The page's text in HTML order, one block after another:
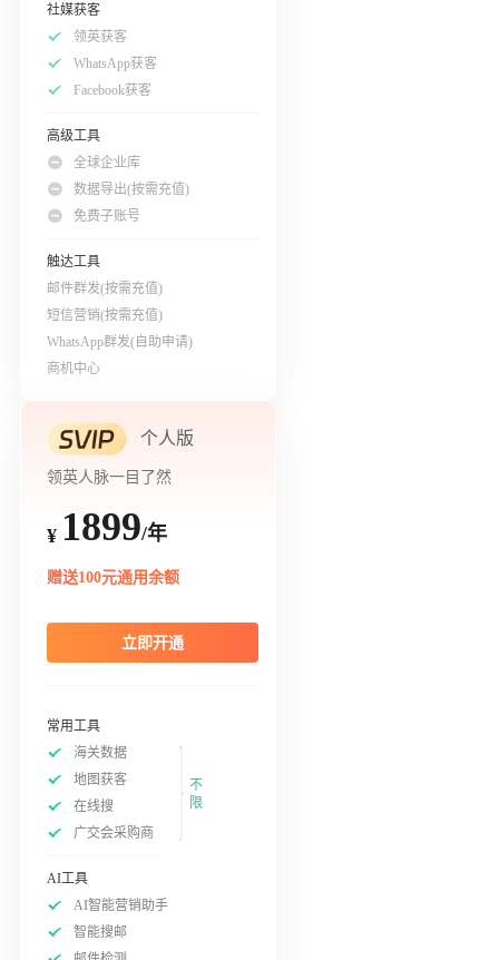
社媒获客
领英获客
WhatsApp获客
Facebook获客
高级工具
全球企业库
数据导出(按需充值)
免费子账号
触达工具
邮件群发(按需充值)
短信营销(按需充值)
WhatsApp群发(自助申请)
商机中心
个人版
领英人脉一目了然
¥ 1899/年
赠送100元通用余额
立即开通
常用工具
海关数据
地图获客
在线搜
广交会采购商
不
限
AI工具
AI智能营销助手
智能搜邮